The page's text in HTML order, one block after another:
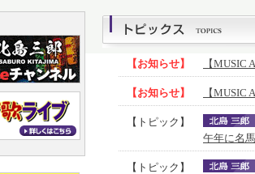
【お知らせ】 【MUSIC
【お知らせ】 【MUSIC
【トピック】
午年に名
【トピック】